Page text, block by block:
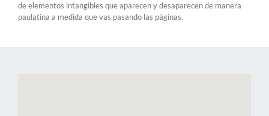
de elementos intangibles que aparecen y desaparecen de manera
paulatina a medida que vas pasando las páginas.